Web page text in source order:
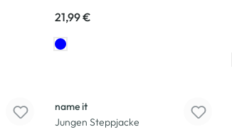
21,99 €
name it
Jungen Steppjacke